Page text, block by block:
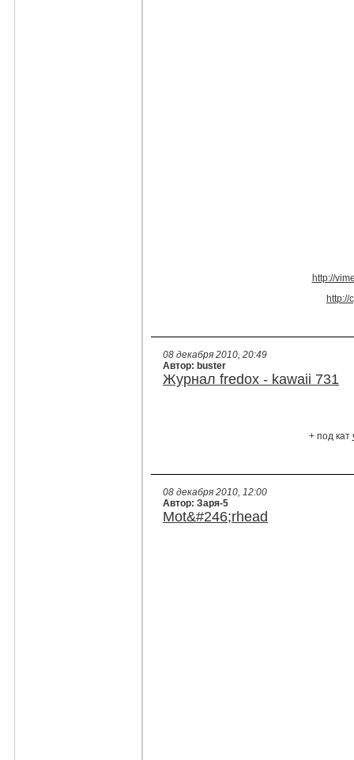
http://
http://
08 декабря 2010, 20:49
Автор: buster
Журнал fredox - kawaii 731
+ под кат
08 декабря 2010, 12:00
Автор: Заря-5
Mot&#246;rhead